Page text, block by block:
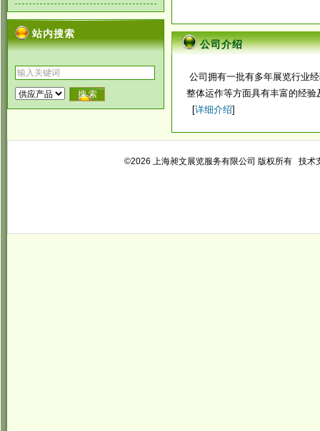
站内搜索
公司介绍
公司拥有一批有多年展览行业
整体运作等方面具有丰富的经
[详细介绍]
©2026 上海昶文展览服务有限公司 版权所有 技术